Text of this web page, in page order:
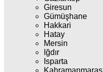
Giresun
Gümüşhane
Hakkari
Hatay
Mersin
Iğdır
Isparta
Kahramanmaraş